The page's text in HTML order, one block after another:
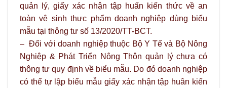
quản lý, giấy xác nhận tập huấn kiến thức về an
toàn vệ sinh thực phẩm doanh nghiệp dùng biểu
mẫu tại thông tư số 13/2020/TT-BCT.
– Đối với doanh nghiệp thuộc Bộ Y Tế và Bộ Nông
Nghiệp & Phát Triển Nông Thôn quản lý chưa có
thông tư quy định về biểu mẫu. Do đó doanh nghiệp
có thể tự lập biểu mẫu giấy xác nhận tập huân kiến